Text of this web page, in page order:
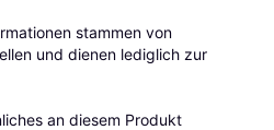
stammen von
und dienen lediglich zur
an diesem Produkt